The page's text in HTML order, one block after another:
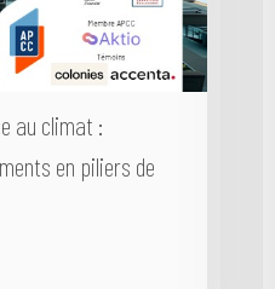
au climat :
en piliers de